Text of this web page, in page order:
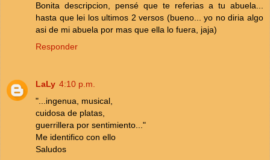
Bonita descripcion, pensé que te referias a tu abuela...
hasta que lei los ultimos 2 versos (bueno... yo no diria algo
asi de mi abuela por mas que ella lo fuera, jaja)
Responder
LaLy 4:10 p.m.
"...ingenua, musical,
cuidosa de platas,
guerrillera por sentimiento..."
Me identifico con ello
Saludos